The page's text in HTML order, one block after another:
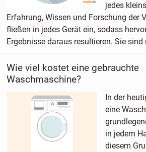
jedes
Erfahrung, Wissen und Forschung der
fließen in jedes Gerät ein, sodass
Ergebnisse daraus resultieren. Sie sind
Wie viel kostet eine gebrauchte
Waschmaschine?
In der
eine
in jedem
diesem